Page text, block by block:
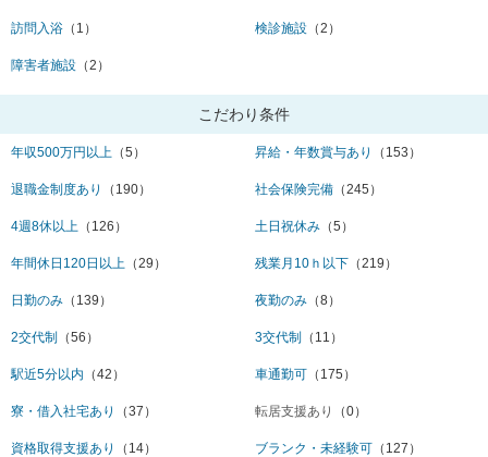
訪問入浴 （1） 検診施設 （2）
障害者施設 （2）
こだわり条件
年収500万円以上 （5） 昇給・年数賞与あり （153）
退職金制度あり （190） 社会保険完備 （245）
4週8休以上 （126） 土日祝休み （5）
年間休日120日以上 （29） 残業月10ｈ以下 （219）
日勤のみ （139） 夜勤のみ （8）
2交代制 （56） 3交代制 （11）
駅近5分以内 （42） 車通勤可 （175）
寮・借入社宅あり （37） 転居支援あり （0）
資格取得支援あり （14） ブランク・未経験可 （127）